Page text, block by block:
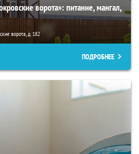
ворота»: питание, мангал,
ворота, д. 182
ПОДРОБНЕЕ